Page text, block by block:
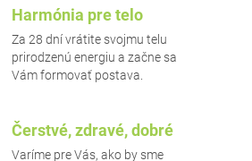
Harmónia pre telo
Za 28 dní vrátite svojmu telu
prirodzenú energiu a začne sa
Vám formovať postava.
Čerstvé, zdravé, dobré
Varíme pre Vás, ako by sme